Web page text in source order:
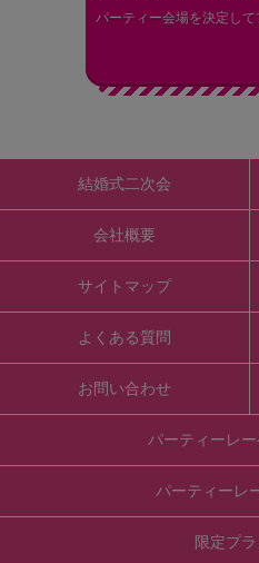
パーティー会場を決定して
結婚式二次会
会社概要
サイトマップ
よくある質問
お問い合わせ
パーティーレ
パーティーレ
限定プ